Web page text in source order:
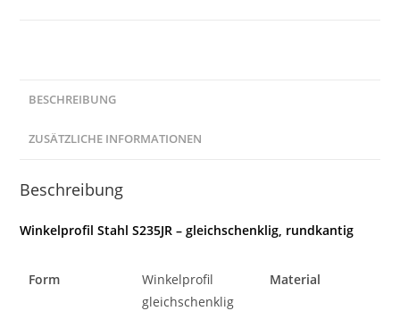
BESCHREIBUNG
ZUSÄTZLICHE INFORMATIONEN
Beschreibung
Winkelprofil Stahl S235JR – gleichschenklig, rundkantig
Form
Winkelprofil
gleichschenklig
Material